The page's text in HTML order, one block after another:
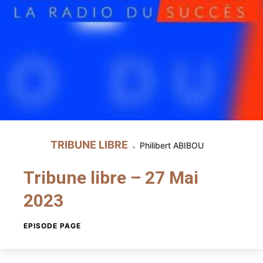
TRIBUNE LIBRE Philibert ABIBOU
Tribune libre – 27 Mai
2023
EPISODE PAGE